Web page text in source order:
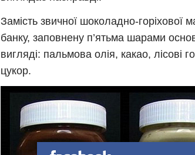
Замість звичної шоколадно-горіхової
банку, заповнену п’ятьма шарами
вигляді: пальмова олія, какао, лісові
цукор.